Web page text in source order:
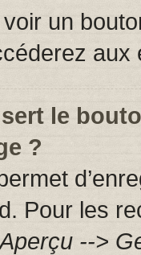
un
aux
le
?
Pour les
Aperçu -->